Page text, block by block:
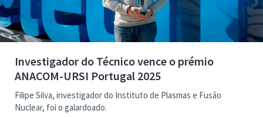
Investigador do Técnico vence o prémio
ANACOM-URSI Portugal 2025
Filipe Silva, investigador do Instituto de Plasmas e Fusão
Nuclear, foi o galardoado.